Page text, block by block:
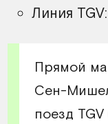
Линия
Прямой
Сен-
поезд